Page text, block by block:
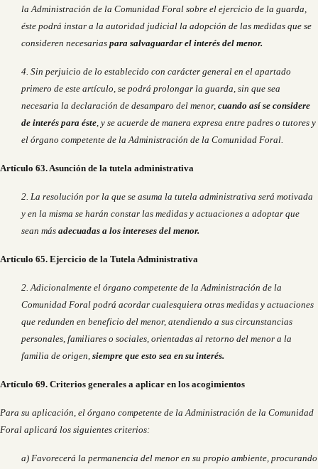
la Administración de la Comunidad Foral sobre el ejercicio de la guarda,
éste podrá instar a la autoridad judicial la adopción de las medidas que se
consideren necesarias para salvaguardar el interés del menor.
4. Sin perjuicio de lo establecido con carácter general en el apartado
primero de este artículo, se podrá prolongar la guarda, sin que sea
necesaria la declaración de desamparo del menor, cuando así se considere
de interés para éste, y se acuerde de manera expresa entre padres o tutores y
el órgano competente de la Administración de la Comunidad Foral.
Artículo 63. Asunción de la tutela administrativa
2. La resolución por la que se asuma la tutela administrativa será motivada
y en la misma se harán constar las medidas y actuaciones a adoptar que
sean más adecuadas a los intereses del menor.
Artículo 65. Ejercicio de la Tutela Administrativa
2. Adicionalmente el órgano competente de la Administración de la
Comunidad Foral podrá acordar cualesquiera otras medidas y actuaciones
que redunden en beneficio del menor, atendiendo a sus circunstancias
personales, familiares o sociales, orientadas al retorno del menor a la
familia de origen, siempre que esto sea en su interés.
Artículo 69. Criterios generales a aplicar en los acogimientos
Para su aplicación, el órgano competente de la Administración de la Comunidad
Foral aplicará los siguientes criterios:
a) Favorecerá la permanencia del menor en su propio ambiente, procurando